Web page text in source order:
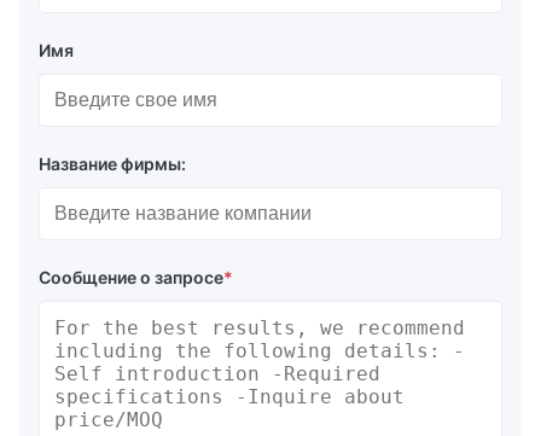
Имя
Название фирмы:
Сообщение о запросе*